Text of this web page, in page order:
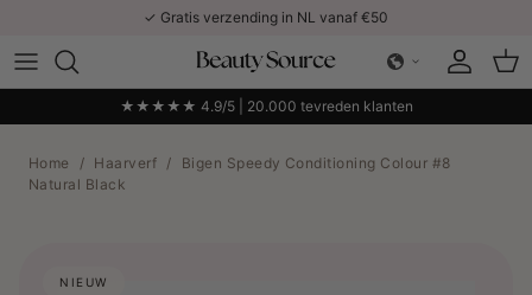
✓ Gratis verzending in NL vanaf €50
Account
★★★★★ 4.9/5 | 20.000 tevreden klanten
Home / Haarverf /
Bigen Speedy Conditioning Colour #8
Natural Black
NIEUW